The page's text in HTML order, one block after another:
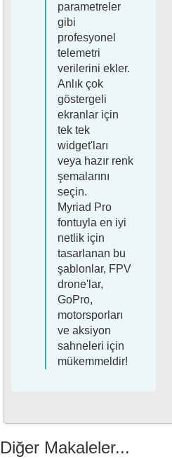
parametreler
gibi
profesyonel
telemetri
verilerini ekler.
Anlık çok
göstergeli
ekranlar için
tek tek
widget'ları
veya hazır renk
şemalarını
seçin.
Myriad Pro
fontuyla en iyi
netlik için
tasarlanan bu
şablonlar, FPV
drone'lar,
GoPro,
motorsporları
ve aksiyon
sahneleri için
mükemmeldir!
Diğer Makaleler...